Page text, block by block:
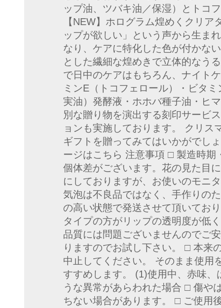
ップ油、ツバキ油／保湿）とトコ
【NEW】ホログラム煌めくクリ
ップが欲しい」という声から生ま
なり、ケアに特化した色が付かな
とした繊細な煌めきで立体的なう
で日中のケアはもちろん、ナイト
ミンE（トコフェロール）・ビタ
実油）発酵液・ホホバ種子油・ヒ
別な贈り物を演出する刻印サービ
ョンも実施しております。 クリ
ギフトを贈ってみてはいかがでし
ージはこちら 注意事項 □ 製造時
個体差がございます。花の見た目
にしておりますが、お使いのモニ
気泡は不良品ではなく、手作りの
の高い状態で発送させて頂いてお
タイプの方がリップの透明度が低
品質には問題ございませんのでご
りますのでお試し下さい。 □ 本来
中止してください。 そのまま使用
すすめします。 (1)使用中、赤味
うな異常があらわれた場合 □ 傷や
ちない場合があります。 □ ご使用